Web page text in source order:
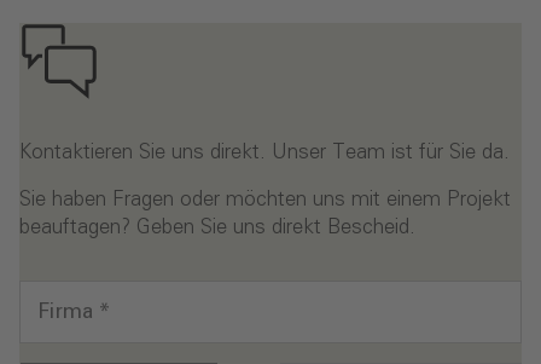
Kontaktieren Sie uns direkt. Unser Team ist für Sie da.
Sie haben Fragen oder möchten uns mit einem Projekt
beauftagen? Geben Sie uns direkt Bescheid.
Firma *